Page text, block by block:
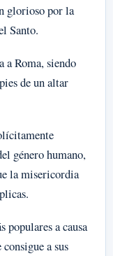
glorioso por la
Santo.
a Roma, siendo
de un altar
género humano,
la misericordia
populares a causa
a sus